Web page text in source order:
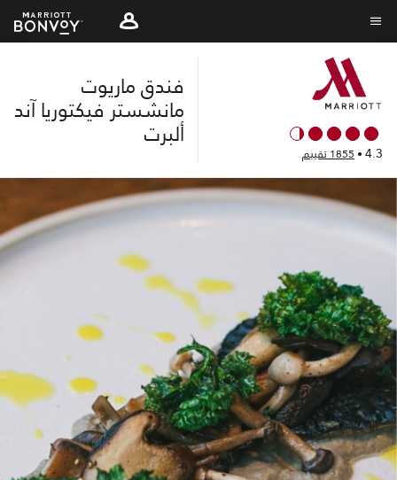
Skip
to
main
content
نص القائمة
4.3
•1855 تقييم
فندق ماريوت
مانشستر فيكتوريا آند
ألبرت